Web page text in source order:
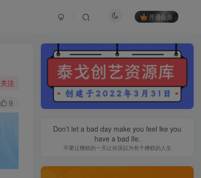
开通会员
关注
9
Don’t let a bad day make you feel lke you
have a bad lfe.
不要让糟糕的一天让你误以为有个糟糕的人生